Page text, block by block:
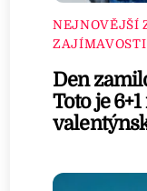
NEJNOVĚJŠÍ
ZAJÍMAVOSTI
Den
Toto je